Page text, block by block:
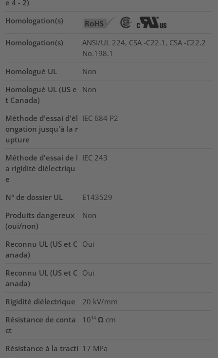
e 4 - 2)
Homologation(s)
Homologation(s)
ANSI/UL 224, CSA -C22.1, CSA -C22.2
No.198.1
Homologué UL
Non
Homologué UL (US e
t Canada)
Non
Méthode d'essai d'él
ongation jusqu'à la r
upture
IEC 684 P2
Méthode d'essai de l
a rigidité diélectriqu
e
IEC 243
N° de dossier UL
E143529
Produits dangereux
(oui/non)
Non
Reconnu UL (US et C
anada)
Oui
Reconnu UL (US et C
anada)
Oui
Rigidité diélectrique 20 kV/mm
Résistance de conta
ct
10¹⁴ Ω cm
Résistance à la tracti 17 MPa